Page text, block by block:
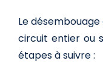
Le
circuit entier ou
étapes à suivre :